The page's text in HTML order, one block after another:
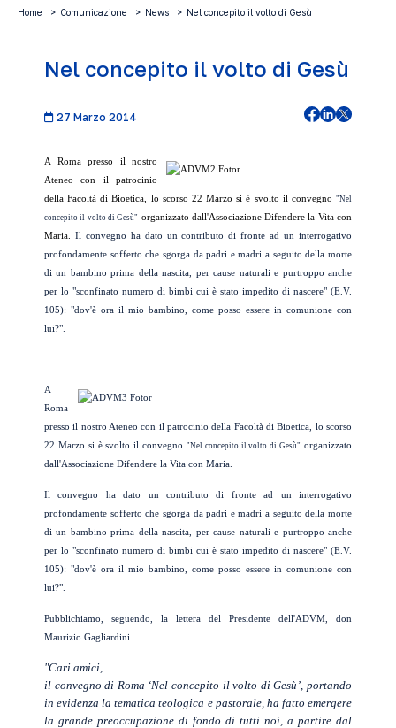
Home Comunicazione News Nel concepito il volto di Gesù
Nel concepito il volto di Gesù
27 Marzo 2014
A Roma presso il nostro
Ateneo con il patrocinio
della Facoltà di Bioetica, lo scorso 22 Marzo si è svolto il convegno "Nel
concepito il volto di Gesù" organizzato dall'Associazione Difendere la Vita con
Maria. Il convegno ha dato un contributo di fronte ad un interrogativo
profondamente sofferto che sgorga da padri e madri a seguito della morte
di un bambino prima della nascita, per cause naturali e purtroppo anche
per lo "sconfinato numero di bimbi cui è stato impedito di nascere" (E.V.
105): "dov'è ora il mio bambino, come posso essere in comunione con
lui?".
A
Roma
presso il nostro Ateneo con il patrocinio della Facoltà di Bioetica, lo scorso
22 Marzo si è svolto il convegno "Nel concepito il volto di Gesù" organizzato
dall'Associazione Difendere la Vita con Maria.
Il convegno ha dato un contributo di fronte ad un interrogativo
profondamente sofferto che sgorga da padri e madri a seguito della morte
di un bambino prima della nascita, per cause naturali e purtroppo anche
per lo "sconfinato numero di bimbi cui è stato impedito di nascere" (E.V.
105): "dov'è ora il mio bambino, come posso essere in comunione con
lui?".
Pubblichiamo, seguendo, la lettera del Presidente dell'ADVM, don
Maurizio Gagliardini.
"Cari amici,
il convegno di Roma ‘Nel concepito il volto di Gesù’, portando
in evidenza la tematica teologica e pastorale, ha fatto emergere
la grande preoccupazione di fondo di tutti noi, a partire dal